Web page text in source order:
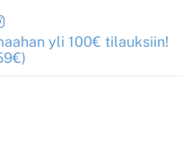
yli 100€ tilauksiin!